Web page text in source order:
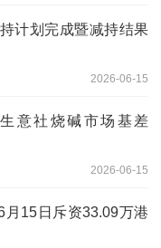
计划完成暨减持结果
2026-06-15
意社烧碱市场基差
2026-06-15
月15日斥资33.09万港